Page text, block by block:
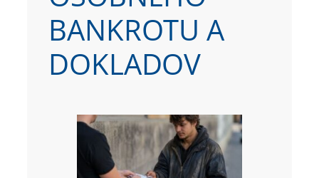
BANKROTU A
DOKLADOV